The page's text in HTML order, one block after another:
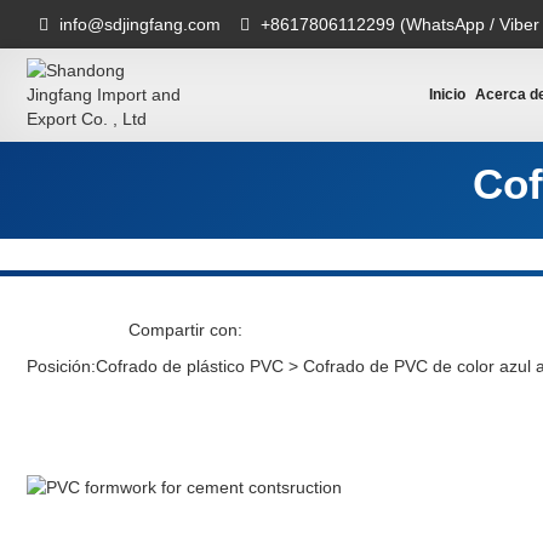
info@sdjingfang.com +8617806112299 (WhatsApp /
Inicio Acerca
Compartir con:
Posición:Cofrado de plástico PVC > Cofrado de PVC de color azul